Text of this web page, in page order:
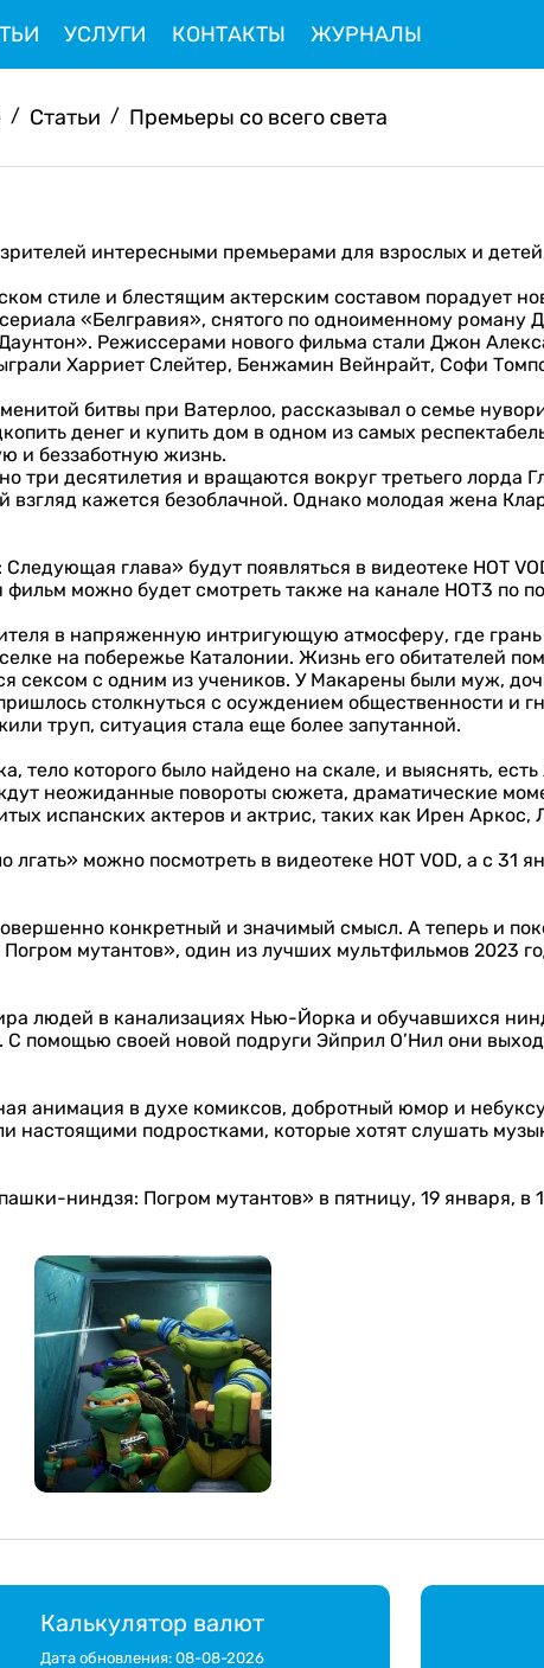
УСЛУГИ КОНТАКТЫ ЖУРНАЛЫ
/ Статьи / Премьеры со всего света
интересными премьерами для взрослых и
стиле и блестящим актерским составом порадует
«Белгравия», снятого по одноименному роману
Режиссерами нового фильма стали Джон
Харриет Слейтер, Бенжамин Вейнрайт, Софи
битвы при Ватерлоо, рассказывал о семье
денег и купить дом в одном из самых
и беззаботную жизнь.
три десятилетия и вращаются вокруг третьего лорда
кажется безоблачной. Однако молодая жена
глава» будут появляться в видеотеке HOT
можно будет смотреть также на канале НОТ3 по
в напряженную интригующую атмосферу, где
на побережье Каталонии. Жизнь его обитателей
сексом с одним из учеников. У Макарены были муж,
столкнуться с осуждением общественности и
труп, ситуация стала еще более запутанной.
тело которого было найдено на скале, и выяснять,
неожиданные повороты сюжета, драматические
испанских актеров и актрис, таких как Ирен Аркос,
можно посмотреть в видеотеке HOT VOD, а с 31
конкретный и значимый смысл. А теперь и
мутантов», один из лучших мультфильмов 2023
людей в канализациях Нью-Йорка и обучавшихся
помощью своей новой подруги Эйприл О’Нил они
анимация в духе комиксов, добротный юмор и
подростками, которые хотят слушать
ниндзя: Погром мутантов» в пятницу, 19 января, в
Калькулятор валют
Дата обновления: 08-08-2026